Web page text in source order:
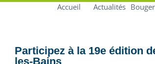
Accueil Actualités
Participez à la 19e édition
les-Bains